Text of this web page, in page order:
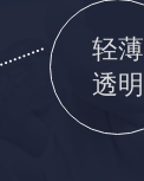
轻薄
透明